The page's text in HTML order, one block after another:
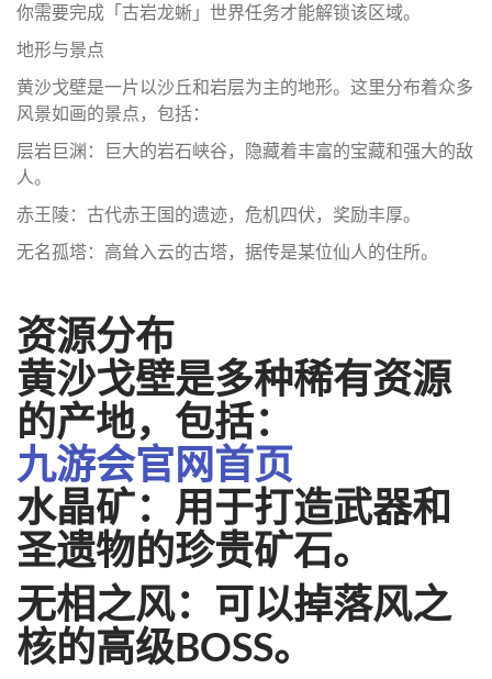
你需要完成「古岩龙蜥」世界任务才能解锁该区域。
地形与景点
黄沙戈壁是一片以沙丘和岩层为主的地形。这里分布着众多
风景如画的景点，包括：
层岩巨渊：巨大的岩石峡谷，隐藏着丰富的宝藏和强大的敌
人。
赤王陵：古代赤王国的遗迹，危机四伏，奖励丰厚。
无名孤塔：高耸入云的古塔，据传是某位仙人的住所。
资源分布
黄沙戈壁是多种稀有资源
的产地，包括：
九游会官网首页
水晶矿：用于打造武器和
圣遗物的珍贵矿石。
无相之风：可以掉落风之
核的高级BOSS。